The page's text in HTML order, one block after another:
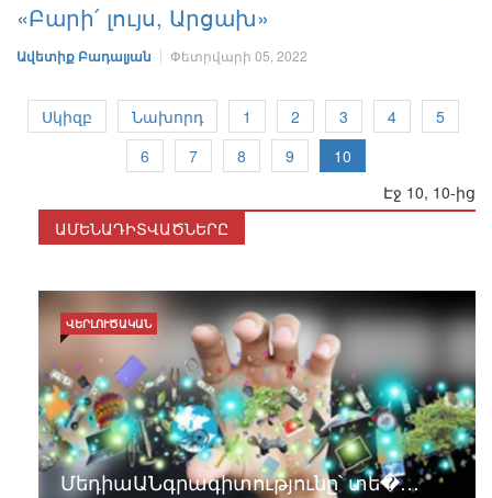
«Բարի՛ լույս, Արցախ»
Ավետիք Բադալյան Փետրվարի 05, 2022
Սկիզբ Նախորդ 1 2 3 4
5
6
7 8 9
10
Էջ 10, 10-ից
ԱՄԵՆԱԴԻՏՎԱԾՆԵՐԸ
ՄեդիաԱՆգրագիտությունը՝ տե�…
ՎԵՐԼՈՒԾԱԿԱՆ